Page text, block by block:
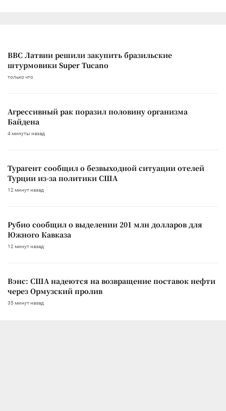
ВВС Латвии решили закупить бразильские
штурмовики Super Tucano
только что
Агрессивный рак поразил половину организма
Байдена
4 минуты назад
Турагент сообщил о безвыходной ситуации отелей
Турции из-за политики США
12 минут назад
Рубио сообщил о выделении 201 млн долларов для
Южного Кавказа
12 минут назад
Вэнс: США надеются на возвращение поставок нефти
через Ормузский пролив
35 минут назад